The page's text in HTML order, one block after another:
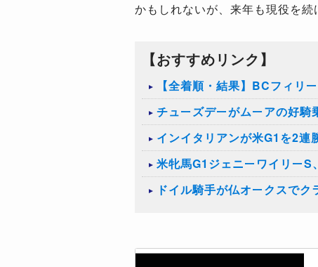
かもしれないが、来年も現役を
【おすすめリンク】
【全着順・結果】BCフィリ
チューズデーがムーアの好騎
インイタリアンが米G1を2連
米牝馬G1ジェニーワイリー
ドイル騎手が仏オークスで